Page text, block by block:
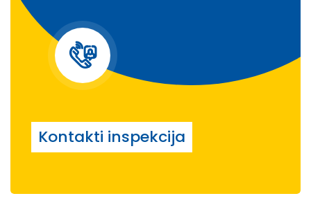
Kontakti inspekcija